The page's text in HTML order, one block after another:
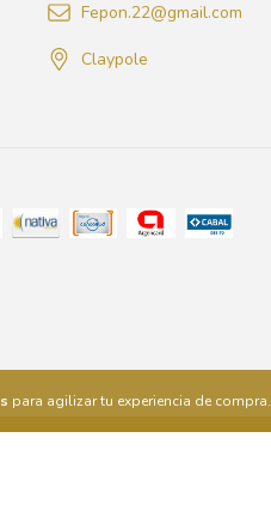
para agilizar tu experiencia de compra.
Fepon.22@gmail.com
Claypole